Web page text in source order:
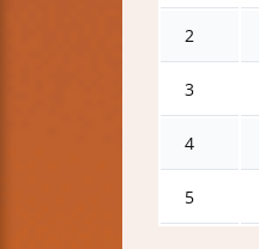
2
3
4
5